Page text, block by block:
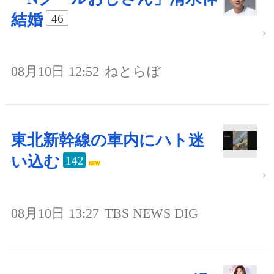
結婚
46
08月10日 12:52 ねとらぼ
東北新幹線の車内にハト迷
い込む 142
08月10日 13:27 TBS NEWS DIG